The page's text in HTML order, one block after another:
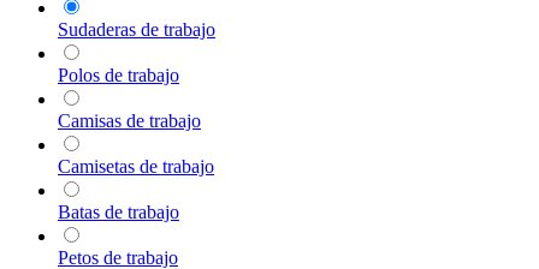
Sudaderas de trabajo
Polos de trabajo
Camisas de trabajo
Camisetas de trabajo
Batas de trabajo
Petos de trabajo